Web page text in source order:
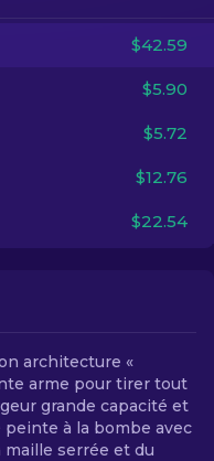
FR
$42.59
$5.90
$5.72
$12.76
$22.54
architecture «
arme pour tirer tout
grande capacité et
à la bombe avec
serrée et du